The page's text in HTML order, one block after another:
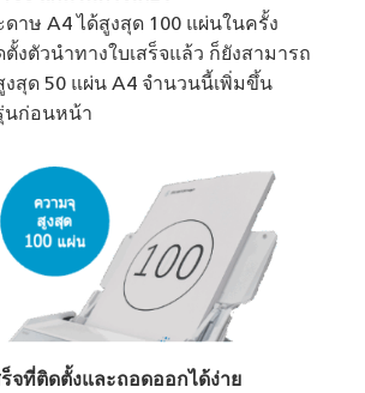
ดาษ A4 ได้สูงสุด 100 แผ่นในครั้ง
ตั้งตัวนำทางใบเสร็จแล้ว ก็ยังสามารถ
งสุด 50 แผ่น A4 จำนวนนี้เพิ่มขึ้น
นก่อนหน้า
จที่ติดตั้งและถอดออกได้ง่าย